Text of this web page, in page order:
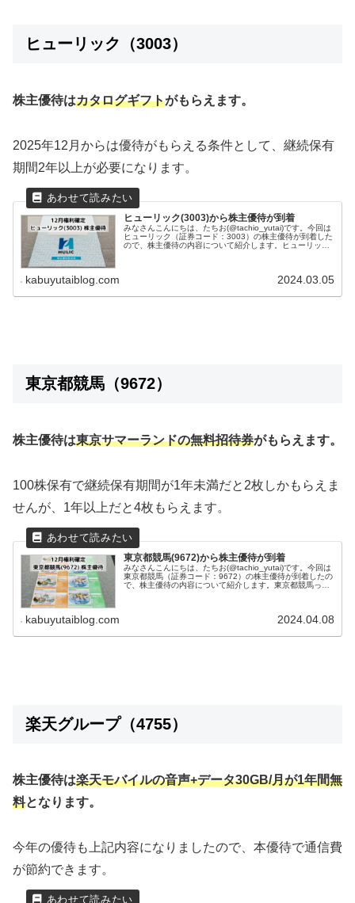
ヒューリック（3003）
株主優待はカタログギフトがもらえます。
2025年12月からは優待がもらえる条件として、継続保有
期間2年以上が必要になります。
ヒューリック(3003)から株主優待が到着
みなさんこんにちは、たちお(@tachio_yutai)です。今回は
ヒューリック（証券コード：3003）の株主優待が到着した
ので、株主優待の内容について紹介します。ヒューリック
kabuyutaiblog.com 2024.03.05
東京都競馬（9672）
株主優待は東京サマーランドの無料招待券がもらえます。
100株保有で継続保有期間が1年未満だと2枚しかもらえま
せんが、1年以上だと4枚もらえます。
東京都競馬(9672)から株主優待が到着
みなさんこんにちは、たちお(@tachio_yutai)です。今回は
東京都競馬（証券コード：9672）の株主優待が到着したの
で、株主優待の内容について紹介します。東京都競馬って
kabuyutaiblog.com 2024.04.08
楽天グループ（4755）
株主優待は楽天モバイルの音声+データ30GB/月が1年間無
料となります。
今年の優待も上記内容になりましたので、本優待で通信費
が節約できます。